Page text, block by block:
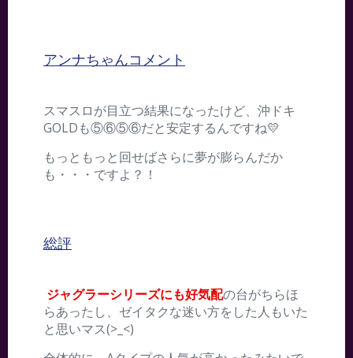
アンナちゃんコメント
スマスロが目立つ結果になったけど、沖ドキ
GOLDも⑤⑥⑤⑥だと安定するんですね💛
もっともっと回せばさらに夢が膨らんだか
も・・・ですよ？！
総評
ジャグラーシリーズにも好気配の台がちらほ
らあったし、ゼイタクな迷い方をした人もいた
と思いマス(>_<)